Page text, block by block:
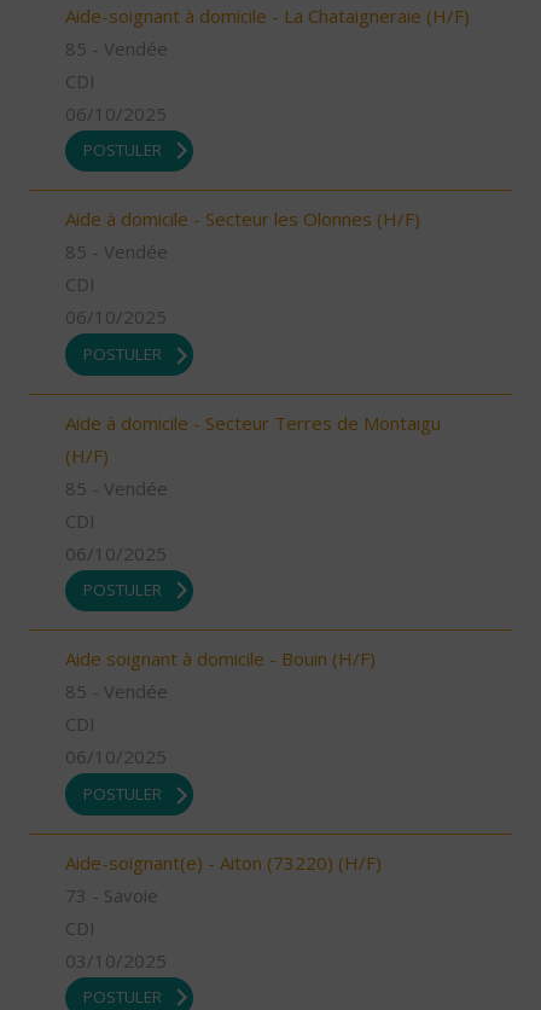
Aide-soignant à domicile - La Chataigneraie (H/F)
85 - Vendée
CDI
06/10/2025
POSTULER
Aide à domicile - Secteur les Olonnes (H/F)
85 - Vendée
CDI
06/10/2025
POSTULER
Aide à domicile - Secteur Terres de Montaigu
(H/F)
85 - Vendée
CDI
06/10/2025
POSTULER
Aide soignant à domicile - Bouin (H/F)
85 - Vendée
CDI
06/10/2025
POSTULER
Aide-soignant(e) - Aiton (73220) (H/F)
73 - Savoie
CDI
03/10/2025
POSTULER